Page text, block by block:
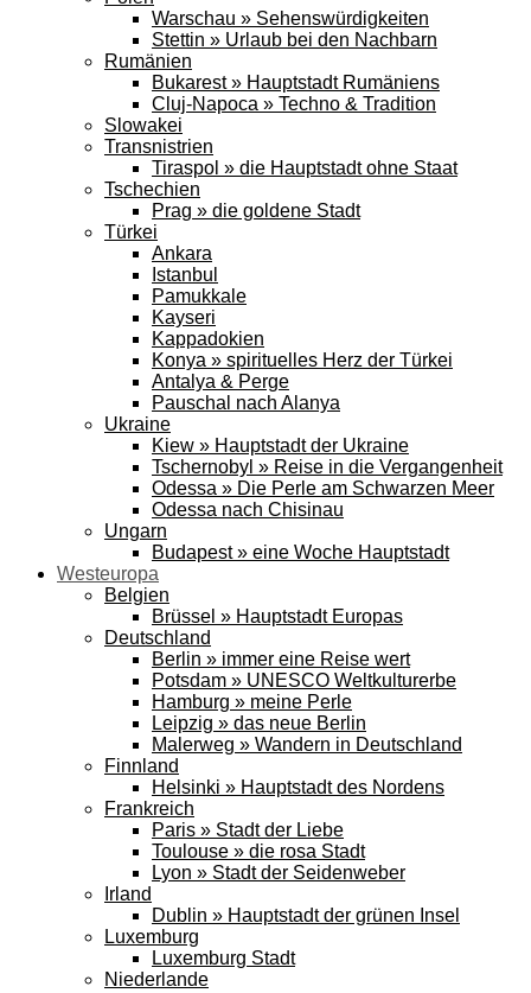
Warschau » Sehenswürdigkeiten
Stettin » Urlaub bei den Nachbarn
Rumänien
Bukarest » Hauptstadt Rumäniens
Cluj-Napoca » Techno & Tradition
Slowakei
Transnistrien
Tiraspol » die Hauptstadt ohne Staat
Tschechien
Prag » die goldene Stadt
Türkei
Ankara
Istanbul
Pamukkale
Kayseri
Kappadokien
Konya » spirituelles Herz der Türkei
Antalya & Perge
Pauschal nach Alanya
Ukraine
Kiew » Hauptstadt der Ukraine
Tschernobyl » Reise in die Vergangenheit
Odessa » Die Perle am Schwarzen Meer
Odessa nach Chisinau
Ungarn
Budapest » eine Woche Hauptstadt
Westeuropa
Belgien
Brüssel » Hauptstadt Europas
Deutschland
Berlin » immer eine Reise wert
Potsdam » UNESCO Weltkulturerbe
Hamburg » meine Perle
Leipzig » das neue Berlin
Malerweg » Wandern in Deutschland
Finnland
Helsinki » Hauptstadt des Nordens
Frankreich
Paris » Stadt der Liebe
Toulouse » die rosa Stadt
Lyon » Stadt der Seidenweber
Irland
Dublin » Hauptstadt der grünen Insel
Luxemburg
Luxemburg Stadt
Niederlande